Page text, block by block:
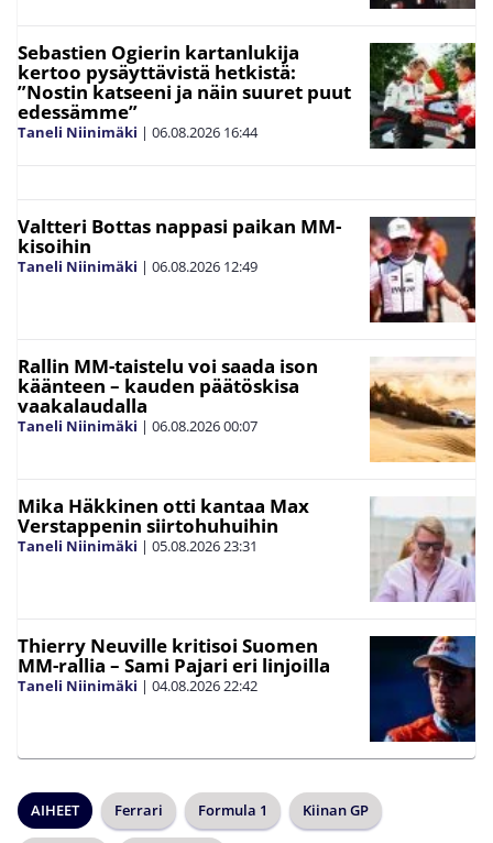
Sebastien Ogierin kartanlukija
kertoo pysäyttävistä hetkistä:
”Nostin katseeni ja näin suuret puut
edessämme”
Taneli Niinimäki | 06.08.2026 16:44
Valtteri Bottas nappasi paikan MM-
kisoihin
Taneli Niinimäki | 06.08.2026 12:49
Rallin MM-taistelu voi saada ison
käänteen – kauden päätöskisa
vaakalaudalla
Taneli Niinimäki | 06.08.202600:07
Mika Häkkinen otti kantaa Max
Verstappenin siirtohuhuihin
Taneli Niinimäki | 05.08.202623:31
Thierry Neuville kritisoi Suomen
MM-rallia – Sami Pajari eri linjoilla
Taneli Niinimäki | 04.08.202622:42
AIHEET Ferrari Formula 1 Kiinan GP